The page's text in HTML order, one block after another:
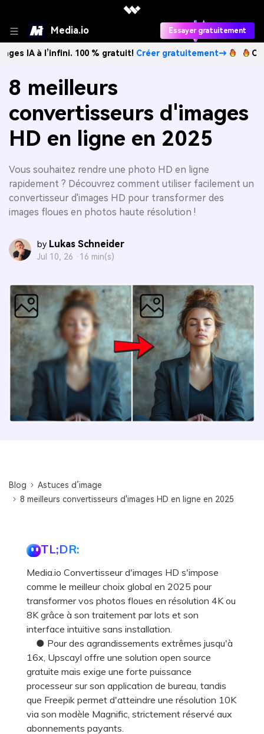
Media.io Essayer gratuitement
l’infini. 100 % gratuit!Créer gratuitement→ Créez des
8 meilleurs
convertisseurs d'images
HD en ligne en 2025
Vous souhaitez rendre une photo HD en ligne
rapidement ? Découvrez comment utiliser facilement un
convertisseur d'images HD pour transformer des
images floues en photos haute résolution !
by Lukas Schneider
Jul 10, 26 · 16 min(s)
Blog
Astuces d’image
8 meilleurs convertisseurs d'images HD en ligne en 2025
TL;DR:
Media.io Convertisseur d'images HD s'impose
comme le meilleur choix global en 2025 pour
transformer vos photos floues en résolution 4K ou
8K grâce à son traitement par lots et son
interface intuitive sans installation.
● Pour des agrandissements extrêmes jusqu'à
16x, Upscayl offre une solution open source
gratuite mais exige une forte puissance
processeur sur son application de bureau, tandis
que Freepik permet d'atteindre une résolution 10K
via son modèle Magnific, strictement réservé aux
abonnements payants.